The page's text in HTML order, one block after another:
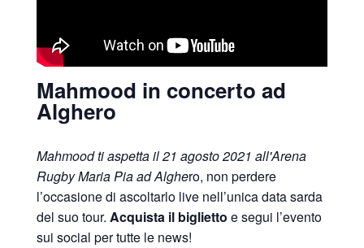
Mahmood in concerto ad
Alghero
Mahmood ti aspetta il 21 agosto 2021 all'Arena
Rugby Maria Pia ad Alghero, non perdere
l’occasione di ascoltarlo live nell’unica data sarda
del suo tour. Acquista il biglietto e segui l’evento
sui social per tutte le news!